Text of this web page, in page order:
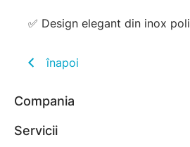
✅ Design elegant din inox
înapoi
Compania
Servicii